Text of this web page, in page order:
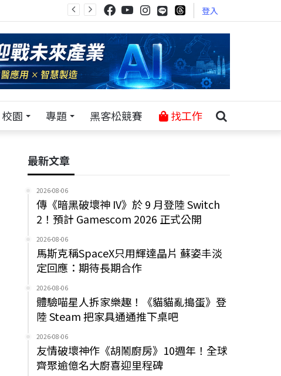
登入
校園 專題 黑客松競賽 找工作
最新文章
2026-08-06
傳《暗黑破壞神 IV》於 9 月登陸 Switch
2！預計 Gamescom 2026 正式公開
2026-08-06
馬斯克稱SpaceX只用輝達晶片 蘇姿丰淡
定回應：期待長期合作
2026-08-06
體驗喵星人拆家樂趣！《貓貓亂搗蛋》登
陸 Steam 把家具通通推下桌吧
2026-08-06
友情破壞神作《胡鬧廚房》10週年！全球
齊聚逾億名大廚喜迎里程碑